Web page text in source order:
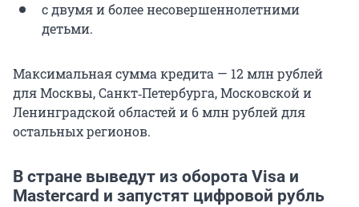
с двумя и более несовершеннолетними
детьми.
Максимальная сумма кредита — 12 млн рублей
для Москвы, Санкт‑Петербурга, Московской и
Ленинградской областей и 6 млн рублей для
остальных регионов.
В стране выведут из оборота Visa и
Mastercard и запустят цифровой рубль